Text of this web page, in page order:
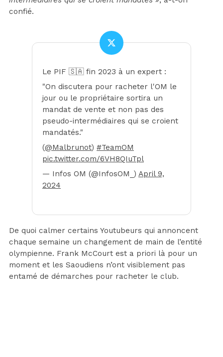
confié.
Le PIF 🇸🇦 fin 2023 à un expert :
"On discutera pour racheter l'OM le
jour ou le propriétaire sortira un
mandat de vente et non pas des
pseudo-intermédiaires qui se croient
mandatés."
(@Malbrunot) #TeamOM
pic.twitter.com/6VH8QIuTpl
— Infos OM (@InfosOM_) April 9,
2024
De quoi calmer certains Youtubeurs qui annoncent
chaque semaine un changement de main de l’entité
olympienne. Frank McCourt est a priori là pour un
moment et les Saoudiens n’ont visiblement pas
entamé de démarches pour racheter le club.